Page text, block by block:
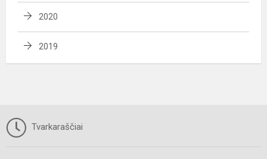
2020
2019
Tvarkaraščiai